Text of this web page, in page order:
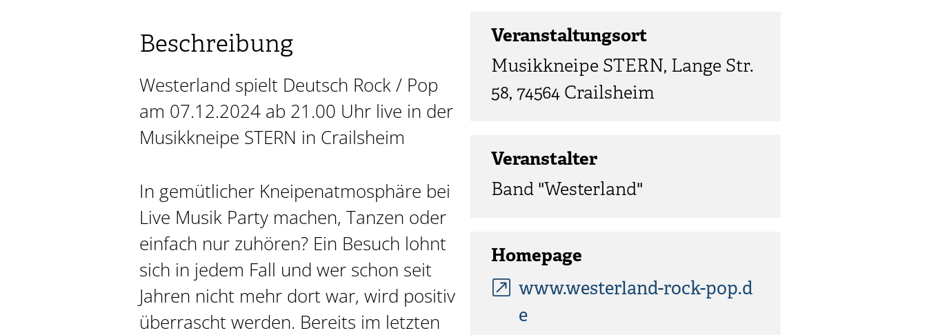
Beschreibung
Westerland spielt Deutsch Rock / Pop
am 07.12.2024 ab 21.00 Uhr live in der
Musikkneipe STERN in Crailsheim
In gemütlicher Kneipenatmosphäre bei
Live Musik Party machen, Tanzen oder
einfach nur zuhören? Ein Besuch lohnt
sich in jedem Fall und wer schon seit
Jahren nicht mehr dort war, wird positiv
überrascht werden. Bereits im letzten
Veranstaltungsort
Musikkneipe STERN, Lange Str.
58, 74564 Crailsheim
Veranstalter
Band "Westerland"
Homepage
www.westerland-rock-pop.d
e